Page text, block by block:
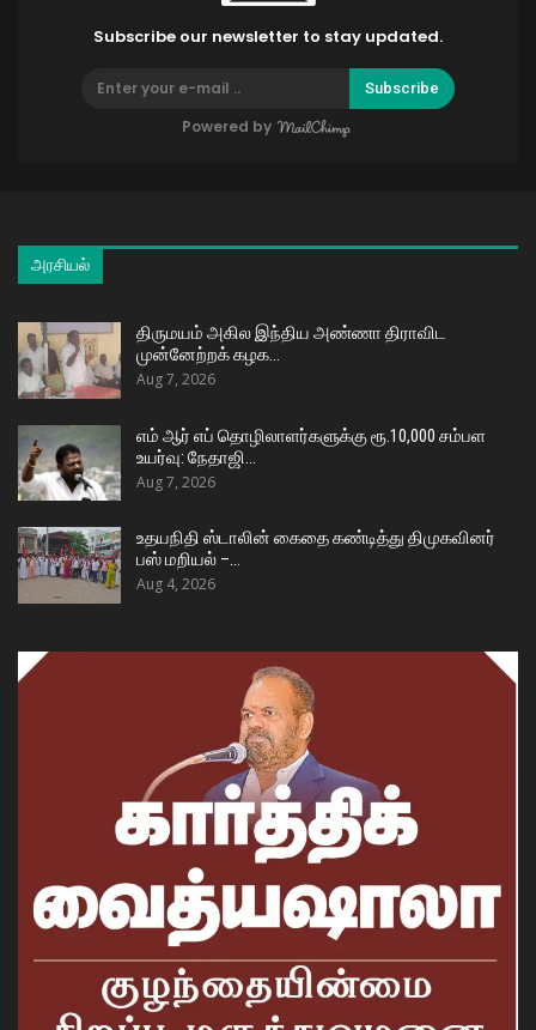
Subscribe our newsletter to stay updated.
Subscribe
Powered by
அரசியல்
திருமயம் அகில இந்திய அண்ணா திராவிட
முன்னேற்றக் கழக…
Aug 7, 2026
எம் ஆர் எப் தொழிலாளர்களுக்கு ரூ.10,000 சம்பள
உயர்வு: நேதாஜி…
Aug 7, 2026
உதயநிதி ஸ்டாலின் கைதை கண்டித்து திமுகவினர்
பஸ் மறியல் –…
Aug 4, 2026